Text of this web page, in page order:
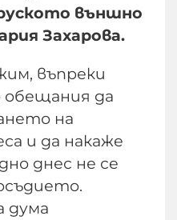
външно
Захарова.
въпреки
обещания да
на
и да накаже
днес не се
дума